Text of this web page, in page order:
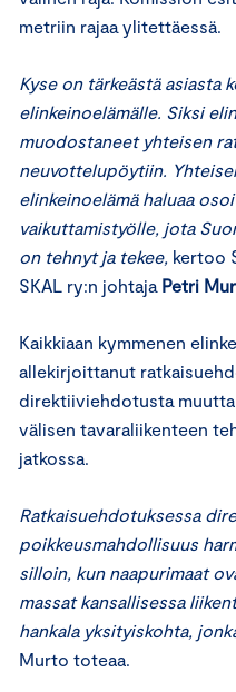
metriin rajaa ylitettäessä.
Kyse on tärkeästä asiasta
elinkeinoelämälle. Siksi
muodostaneet yhteisen
neuvottelupöytiin.
elinkeinoelämä haluaa
vaikuttamistyölle, jota
on tehnyt ja tekee, kertoo
SKAL ry:n johtaja Petri
Kaikkiaan kymmenen
allekirjoittanut
direktiiviehdotusta
välisen tavaraliikenteen
jatkossa.
Ratkaisuehdotuksessa
poikkeusmahdollisuus
silloin, kun naapurimaat
massat kansallisessa
hankala yksityiskohta,
Murto toteaa.